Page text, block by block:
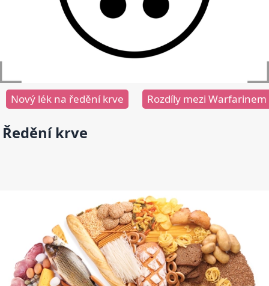
Nový lék na ředění krve Rozdíly mezi
Ředění krve